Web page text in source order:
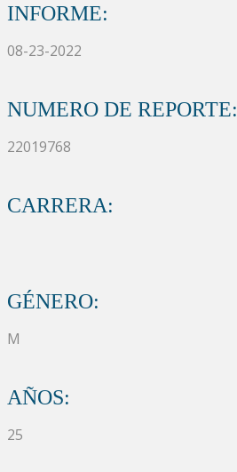
INFORME:
08-23-2022
NUMERO DE REPORTE:
22019768
CARRERA:
GÉNERO:
M
AÑOS:
25